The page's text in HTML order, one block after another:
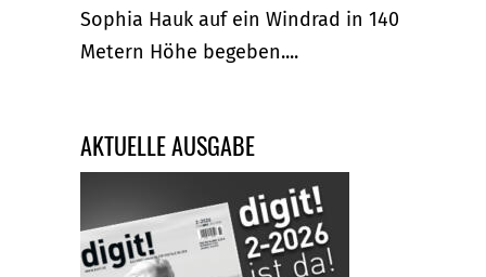
Sophia Hauk auf ein Windrad in 140
Metern Höhe begeben....
AKTUELLE AUSGABE